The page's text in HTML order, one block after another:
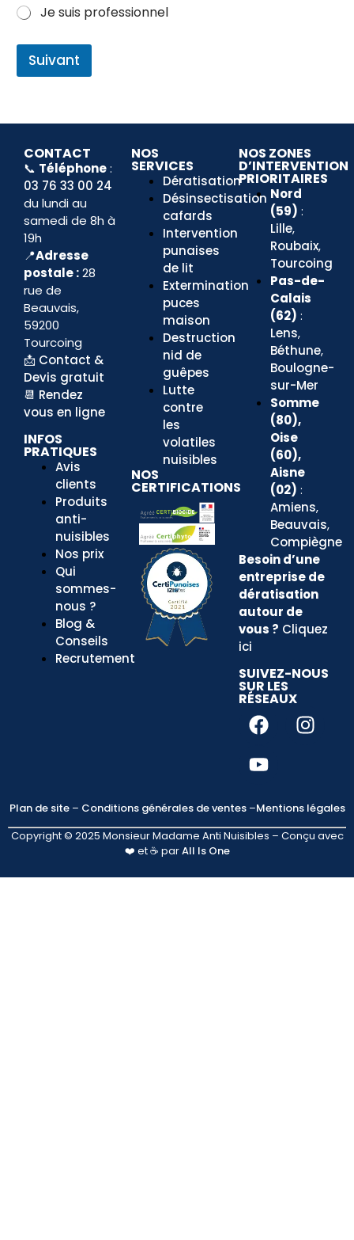
Je suis professionnel
Suivant
CONTACT
📞 Téléphone:
03 76 33 00 24
du lundi au
samedi de 8h à
19h
📍Adresse
postale :28
rue de
Beauvais,
59200
Tourcoing
📩 Contact &
Devis gratuit
📆 Rendez
vous en ligne
INFOS
PRATIQUES
Avis
clients
Produits
anti-
nuisibles
Nos prix
Qui
sommes-
nous ?
Blog &
Conseils
Recrutement
NOS
SERVICES
Dératisation
Désinsectisation
cafards
Intervention
punaises
de lit
Extermination
puces
maison
Destruction
nid de
guêpes
Lutte
contre
les
volatiles
nuisibles
NOS
CERTIFICATIONS
NOS ZONES
D’INTERVENTION
PRIORITAIRES
Nord
(59) :
Lille,
Roubaix,
Tourcoing
Pas-de-
Calais
(62) :
Lens,
Béthune,
Boulogne-
sur-Mer
Somme
(80),
Oise
(60),
Aisne
(02) :
Amiens,
Beauvais,
Compiègne
Besoin d’une
entreprisede
dératisation
autour de
vous ? Cliquez
ici
SUIVEZ-NOUS
SUR LES
RÉSEAUX
Plan de site– Conditions générales de ventes –Mentions légales
Copyright © 2025 Monsieur Madame Anti Nuisibles – Conçu avec
❤️ et ☕ parAll Is One